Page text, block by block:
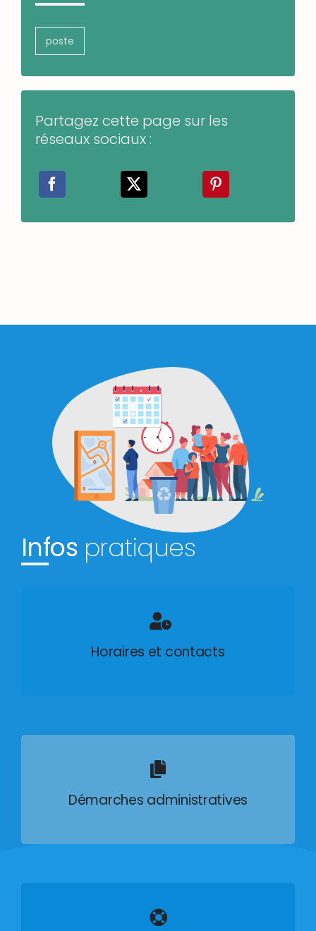
poste
Partagez cette page sur les
réseaux sociaux :
Infos pratiques
Horaires et contacts
Démarches administratives